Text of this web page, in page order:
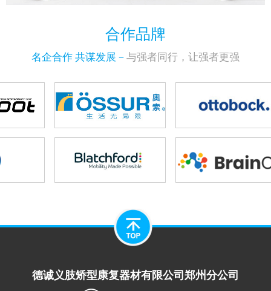
合作品牌
名企合作 共谋发展－ 与强者同行，让强者更强
德诚义肢矫型康复器材有限公司郑州分公司